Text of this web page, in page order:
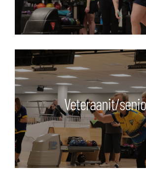
Veteraanit/